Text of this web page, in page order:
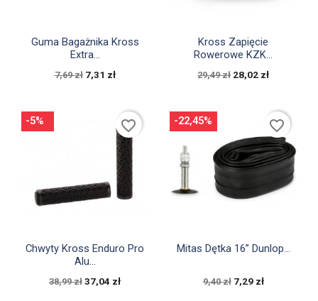
Szybki podgląd
Guma Bagażnika Kross
Extra...
7,69 zł 7,31 zł
Szybki podgląd
Kross Zapięcie
Rowerowe KZK...
29,49 zł 28,02 zł
Szybki podgląd
Chwyty Kross Enduro Pro
Alu...
38,99 zł 37,04 zł
-5% favorite_border
Szybki podgląd
Mitas Dętka 16” Dunlop...
9,40 zł 7,29 zł
-22,45% favorite_border